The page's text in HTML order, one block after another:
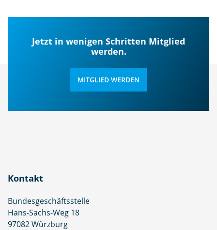
Jetzt in wenigen Schritten Mitglied
werden.
MITGLIED WERDEN
Kontakt
Bundesgeschäftsstelle
Hans-Sachs-Weg 18
97082 Würzburg